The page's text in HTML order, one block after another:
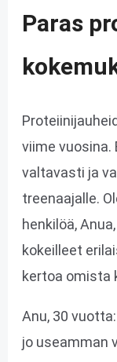
Paras
viime
valtavasti ja
treenaajalle.
henkilöä,
kokeilleet
kertoa omista
Anu, 30
jo useamman